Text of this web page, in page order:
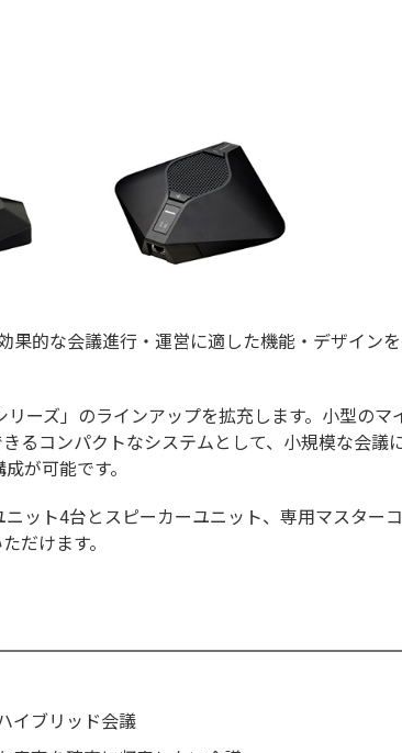
的な会議進行・運営に適した機能・デザイン
ーズ」のラインアップを拡充します。小型の
るコンパクトなシステムとして、小規模な会議
が可能です。
ット4台とスピーカーユニット、専用マスター
だけます。
イブリッド会議